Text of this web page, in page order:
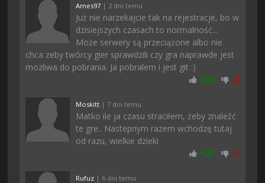
Ames97 | 2 dni temu
Już nie narzekajcie tak na rejestracje, bo w
dzisiejszych czasach to normalność...
Może serwery są przeciążone albo nie
chca zeby twórcy gier sprawdzili czy gra naprawde jest
mozliwa do pobrania. Ja pobralem i jest git :)
+24 -2
Moskitt | 7 dni temu
Matko ile ja czasu straciłem, żeby znaleźć
te gre.. Nastepnym razem wchodzę tutaj
od razu, wielkie dzieki
+25 -1
Rufuz | 6 dni temu